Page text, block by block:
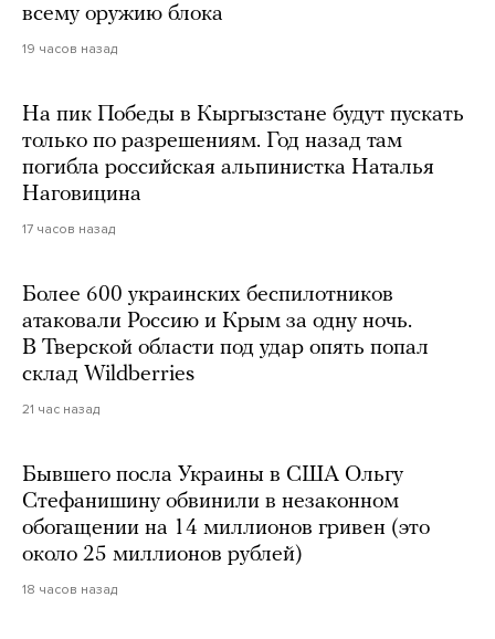
всему оружию блока
19 часов назад
На пик Победы в Кыргызстане будут пускать
только по разрешениям. Год назад там
погибла российская альпинистка Наталья
Наговицина
17 часов назад
Более 600 украинских беспилотников
атаковали Россию и Крым за одну ночь.
В Тверской области под удар опять попал
склад Wildberries
21 час назад
Бывшего посла Украины в США Ольгу
Стефанишину обвинили в незаконном
обогащении на 14 миллионов гривен (это
около 25 миллионов рублей)
18 часов назад